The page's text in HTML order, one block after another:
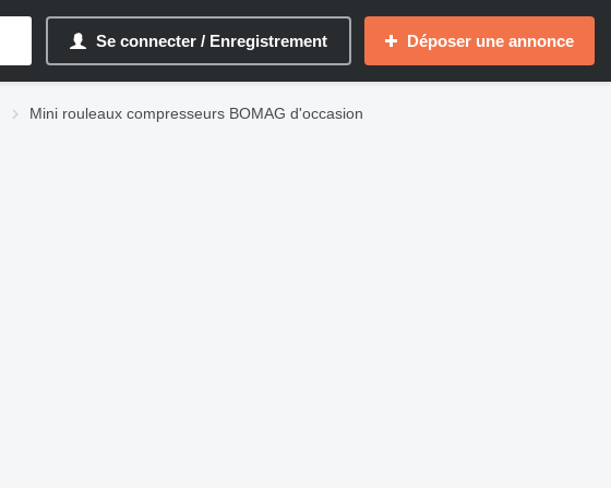
Se connecter / Enregistrement Déposer une annonce
Mini rouleaux compresseurs BOMAG d'occasion